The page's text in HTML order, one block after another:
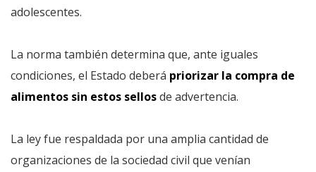
adolescentes.
La norma también determina que, ante iguales
condiciones, el Estado deberá priorizar la compra de
alimentos sin estos sellosde advertencia.
La ley fue respaldada por una amplia cantidad de
organizaciones de la sociedad civil que venían